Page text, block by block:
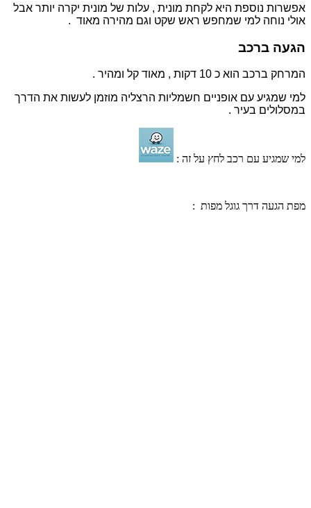
אפשרות נוספת היא לקחת מונית , עלות של מונית יקרה יותר אבל
אולי נוחה למי שמחפש ראש שקט וגם מהירה מאוד .
הגעה ברכב
המרחק ברכב הוא כ 10 דקות , מאוד קל ומהיר .
למי שמגיע עם אופניים חשמליות הרצליה מוזמן לעשות את הדרך
במסלולים בעיר .
למי שמגיע עם רכב לחץ על זה :
מפת הגעה דרך גוגל מפות :